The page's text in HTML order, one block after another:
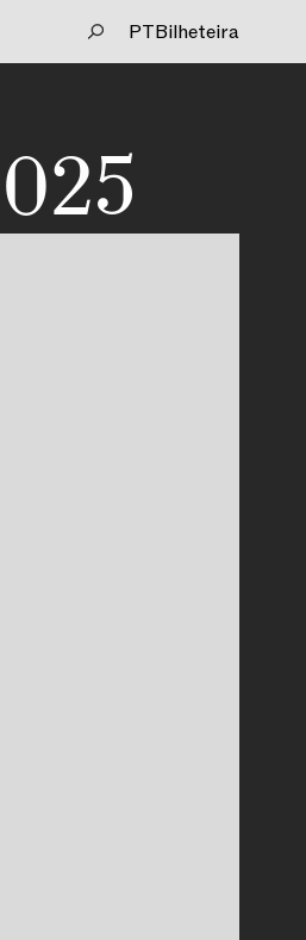
PTBilheteira